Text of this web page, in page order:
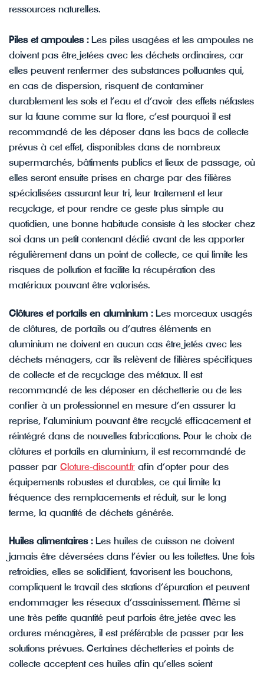
ressources naturelles.
Piles et ampoules : Les piles usagées et les ampoules ne
doivent pas être jetées avec les déchets ordinaires, car
elles peuvent renfermer des substances polluantes qui,
en cas de dispersion, risquent de contaminer
durablement les sols et l’eau et d’avoir des effets néfastes
sur la faune comme sur la flore, c’est pourquoi il est
recommandé de les déposer dans les bacs de collecte
prévus à cet effet, disponibles dans de nombreux
supermarchés, bâtiments publics et lieux de passage, où
elles seront ensuite prises en charge par des filières
spécialisées assurant leur tri, leur traitement et leur
recyclage, et pour rendre ce geste plus simple au
quotidien, une bonne habitude consiste à les stocker chez
soi dans un petit contenant dédié avant de les apporter
régulièrement dans un point de collecte, ce qui limite les
risques de pollution et facilite la récupération des
matériaux pouvant être valorisés.
Clôtures et portails en aluminium : Les morceaux usagés
de clôtures, de portails ou d’autres éléments en
aluminium ne doivent en aucun cas être jetés avec les
déchets ménagers, car ils relèvent de filières spécifiques
de collecte et de recyclage des métaux. Il est
recommandé de les déposer en déchetterie ou de les
confier à un professionnel en mesure d’en assurer la
reprise, l’aluminium pouvant être recyclé efficacement et
réintégré dans de nouvelles fabrications. Pour le choix de
clôtures et portails en aluminium, il est recommandé de
passer par Cloture-discount.fr afin d’opter pour des
équipements robustes et durables, ce qui limite la
fréquence des remplacements et réduit, sur le long
terme, la quantité de déchets générée.
Huiles alimentaires : Les huiles de cuisson ne doivent
jamais être déversées dans l’évier ou les toilettes. Une fois
refroidies, elles se solidifient, favorisent les bouchons,
compliquent le travail des stations d’épuration et peuvent
endommager les réseaux d’assainissement. Même si
une très petite quantité peut parfois être jetée avec les
ordures ménagères, il est préférable de passer par les
solutions prévues. Certaines déchetteries et points de
collecte acceptent ces huiles afin qu’elles soient